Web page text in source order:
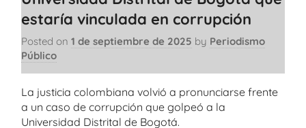
estaría vinculada en corrupción
Posted on 1 de septiembre de 2025 by Periodismo
Público
La justicia colombiana volvió a pronunciarse frente
a un caso de corrupción que golpeó a la
Universidad Distrital de Bogotá.